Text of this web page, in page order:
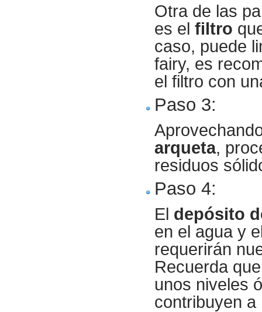
Otra de las
es el filtro
caso, puede
fairy, es
el filtro con
Paso 3:
arqueta,
residuos
Paso 4:
El depósito
en el agua y
requerirán
Recuerda
unos niveles
contribuyen